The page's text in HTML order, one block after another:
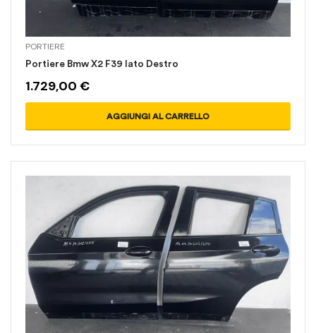
PORTIERE
Portiere Bmw X2 F39 lato Destro
1.729,00 €
AGGIUNGI AL CARRELLO